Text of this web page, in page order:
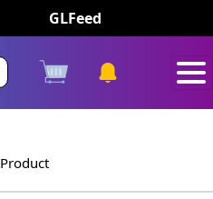
GLFeed
Product